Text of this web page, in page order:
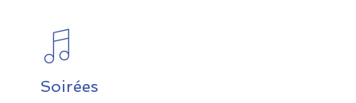
Soirées